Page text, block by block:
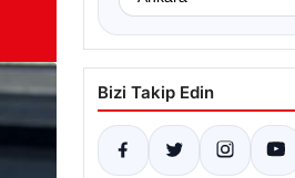
Bizi Takip Edin